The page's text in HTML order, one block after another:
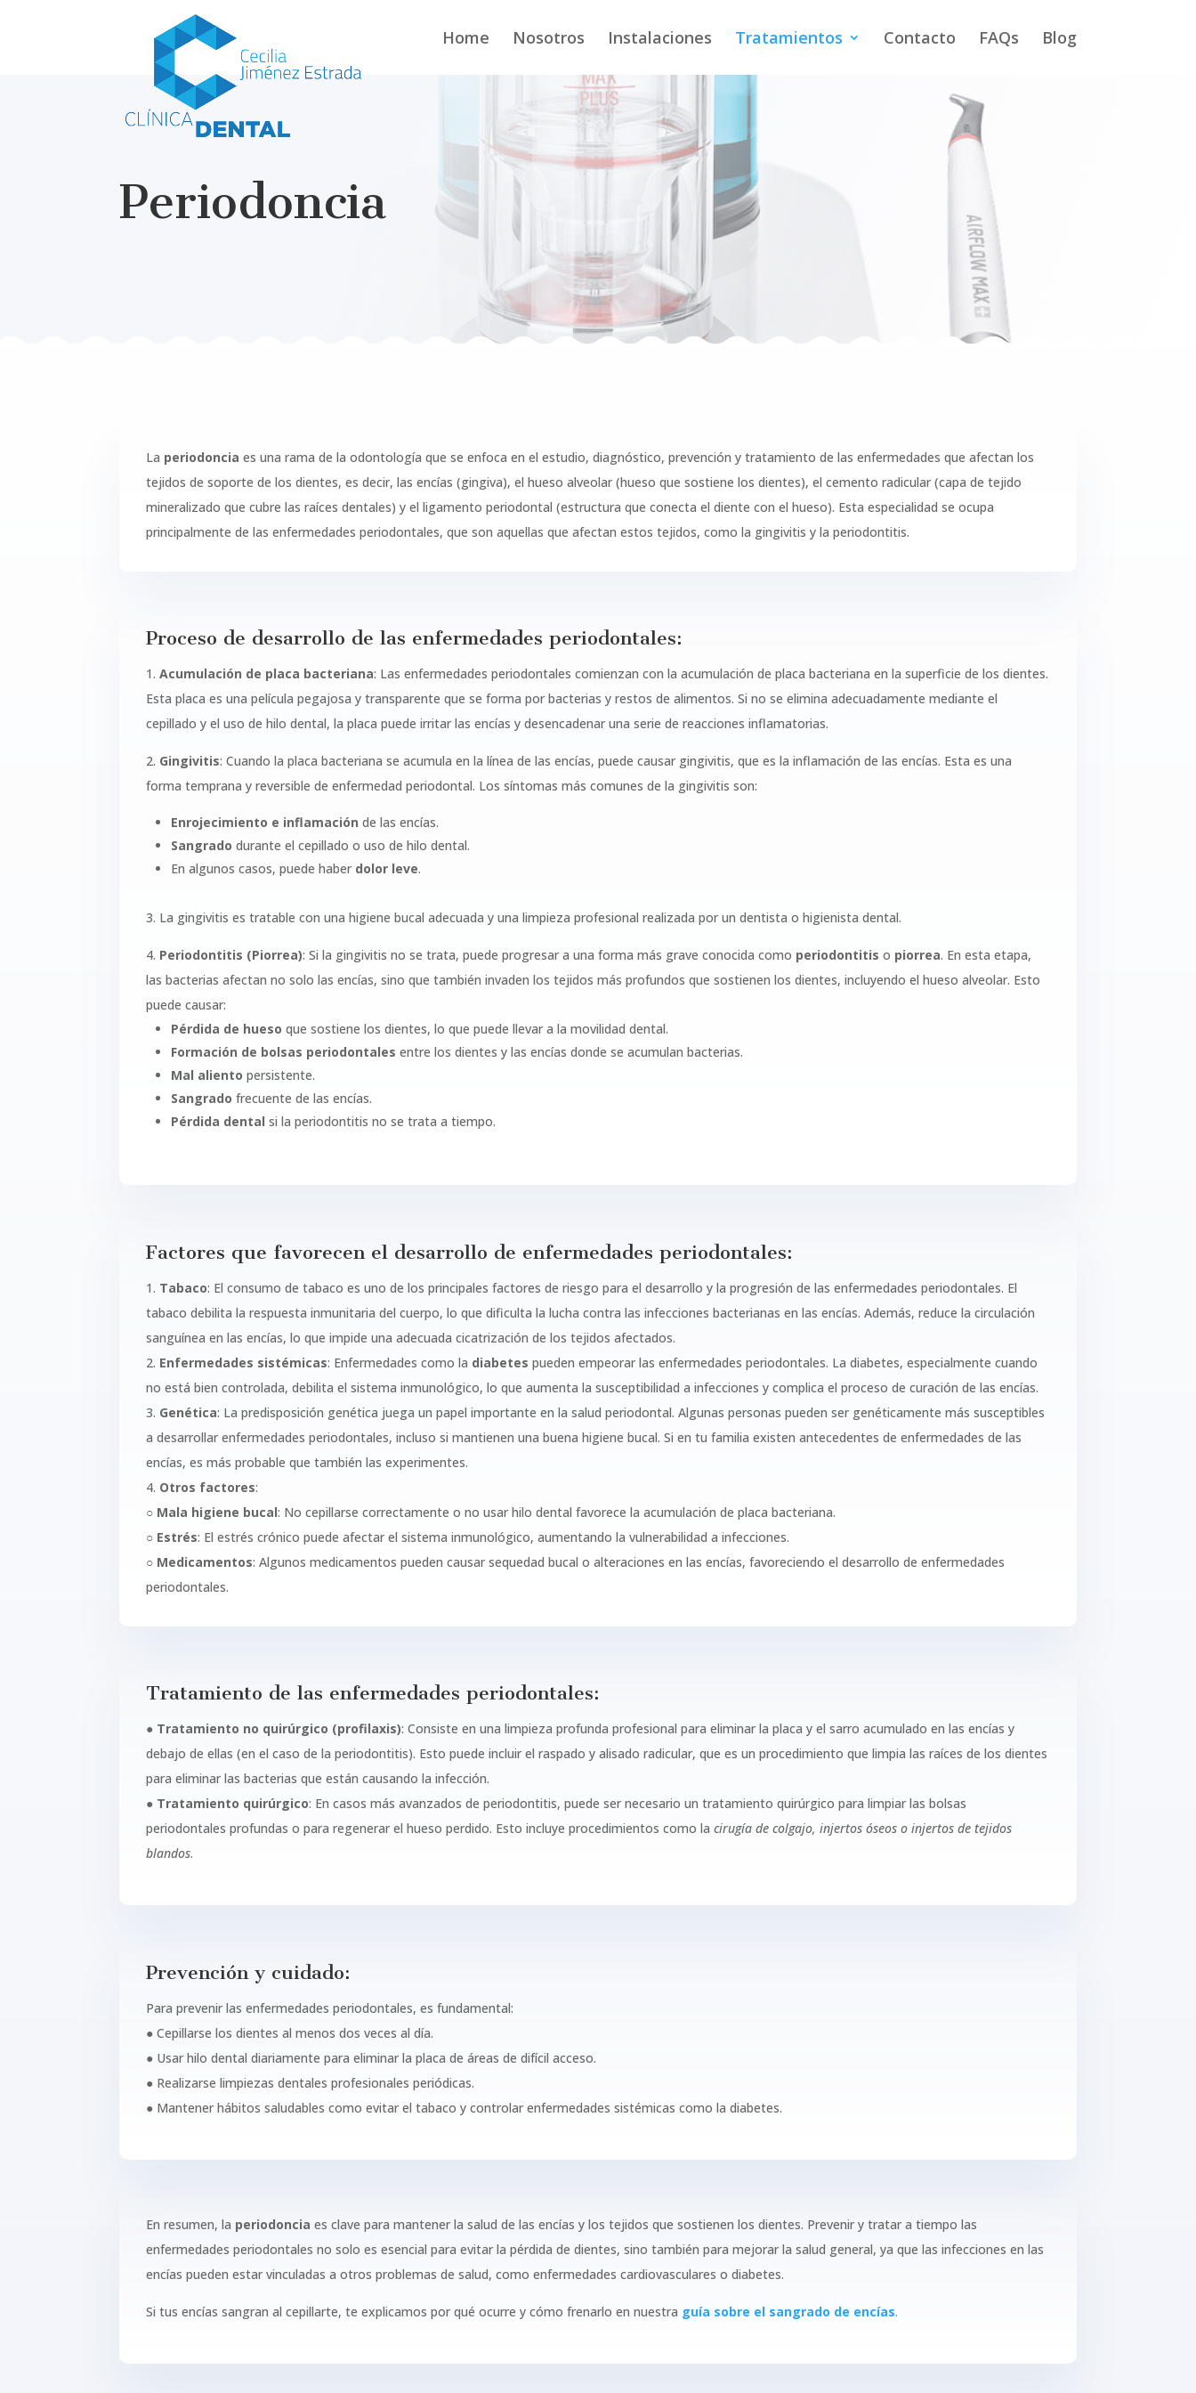
Home Nosotros Instalaciones Tratamientos Contacto FAQs Blog
Periodoncia
La periodoncia es una rama de la odontología que se enfoca en el estudio, diagnóstico, prevención y tratamiento de las enfermedades que afectan los
tejidos de soporte de los dientes, es decir, las encías (gingiva), el hueso alveolar (hueso que sostiene los dientes), el cemento radicular (capa de tejido
mineralizado que cubre las raíces dentales) y el ligamento periodontal (estructura que conecta el diente con el hueso). Esta especialidad se ocupa
principalmente de las enfermedades periodontales, que son aquellas que afectan estos tejidos, como la gingivitis y la periodontitis.
Proceso de desarrollo de las enfermedades periodontales:
1.Acumulación de placa bacteriana: Las enfermedades periodontales comienzan con la acumulación de placa bacteriana en la superficie de los dientes.
Esta placa es una película pegajosa y transparente que se forma por bacterias y restos de alimentos. Si no se elimina adecuadamente mediante el
cepillado y el uso de hilo dental, la placa puede irritar las encías y desencadenar una serie de reacciones inflamatorias.
2. Gingivitis: Cuando la placa bacteriana se acumula en la línea de las encías, puede causar gingivitis, que es la inflamación de las encías. Esta es una
forma temprana y reversible de enfermedad periodontal. Los síntomas más comunes de la gingivitis son:
Enrojecimiento e inflamación de las encías.
Sangrado durante el cepillado o uso de hilo dental.
En algunos casos, puede haber dolor leve.
3. La gingivitis es tratable con una higiene bucal adecuada y una limpieza profesional realizada por un dentista o higienista dental.
4. Periodontitis (Piorrea): Si la gingivitis no se trata, puede progresar a una forma más grave conocida como periodontitis o piorrea. En esta etapa,
las bacterias afectan no solo las encías, sino que también invaden los tejidos más profundos que sostienen los dientes, incluyendo el hueso alveolar. Esto
puede causar:
Pérdida de hueso que sostiene los dientes, lo que puede llevar a la movilidad dental.
Formación de bolsas periodontales entre los dientes y las encías donde se acumulan bacterias.
Mal aliento persistente.
Sangrado frecuente de las encías.
Pérdida dental si la periodontitis no se trata a tiempo.
Factores que favorecen el desarrollo de enfermedades periodontales:
1. Tabaco: El consumo de tabaco es uno de los principales factores de riesgo para el desarrollo y la progresión de las enfermedades periodontales. El
tabaco debilita la respuesta inmunitaria del cuerpo, lo que dificulta la lucha contra las infecciones bacterianas en las encías. Además, reduce la circulación
sanguínea en las encías, lo que impide una adecuada cicatrización de los tejidos afectados.
2. Enfermedades sistémicas: Enfermedades como la diabetes pueden empeorar las enfermedades periodontales. La diabetes, especialmente cuando
no está bien controlada, debilita el sistema inmunológico, lo que aumenta la susceptibilidad a infecciones y complica el proceso de curación de las encías.
3. Genética: La predisposición genética juega un papel importante en la salud periodontal. Algunas personas pueden ser genéticamente más susceptibles
a desarrollar enfermedades periodontales, incluso si mantienen una buena higiene bucal. Si en tu familia existen antecedentes de enfermedades de las
encías, es más probable que también las experimentes.
4. Otros factores:
○ Mala higiene bucal: No cepillarse correctamente o no usar hilo dental favorece la acumulación de placa bacteriana.
○ Estrés: El estrés crónico puede afectar el sistema inmunológico, aumentando la vulnerabilidad a infecciones.
○ Medicamentos: Algunos medicamentos pueden causar sequedad bucal o alteraciones en las encías, favoreciendo el desarrollo de enfermedades
periodontales.
Tratamiento de las enfermedades periodontales:
● Tratamiento no quirúrgico (profilaxis): Consiste en una limpieza profunda profesional para eliminar la placa y el sarro acumulado en las encías y
debajo de ellas (en el caso de la periodontitis). Esto puede incluir el raspado y alisado radicular, que es un procedimiento que limpia las raíces de los dientes
para eliminar las bacterias que están causando la infección.
● Tratamiento quirúrgico: En casos más avanzados de periodontitis, puede ser necesario un tratamiento quirúrgico para limpiar las bolsas
periodontales profundas o para regenerar el hueso perdido. Esto incluye procedimientos como lacirugía de colgajo, injertos óseos o injertos de tejidos
blandos.
Prevención y cuidado:
Para prevenir las enfermedades periodontales, es fundamental:
● Cepillarse los dientes al menos dos veces al día.
● Usar hilo dental diariamente para eliminar la placa de áreas de difícil acceso.
● Realizarse limpiezas dentales profesionales periódicas.
● Mantener hábitos saludables como evitar el tabaco y controlar enfermedades sistémicas como la diabetes.
En resumen, la periodoncia es clave para mantener la salud de las encías y los tejidos que sostienen los dientes. Prevenir y tratar a tiempo las
enfermedades periodontales no solo es esencial para evitar la pérdida de dientes, sino también para mejorar la salud general, ya que las infecciones en las
encías pueden estar vinculadas a otros problemas de salud, como enfermedades cardiovasculares o diabetes.
Si tus encías sangran al cepillarte, te explicamos por qué ocurre y cómo frenarlo en nuestra guía sobre el sangrado de encías.